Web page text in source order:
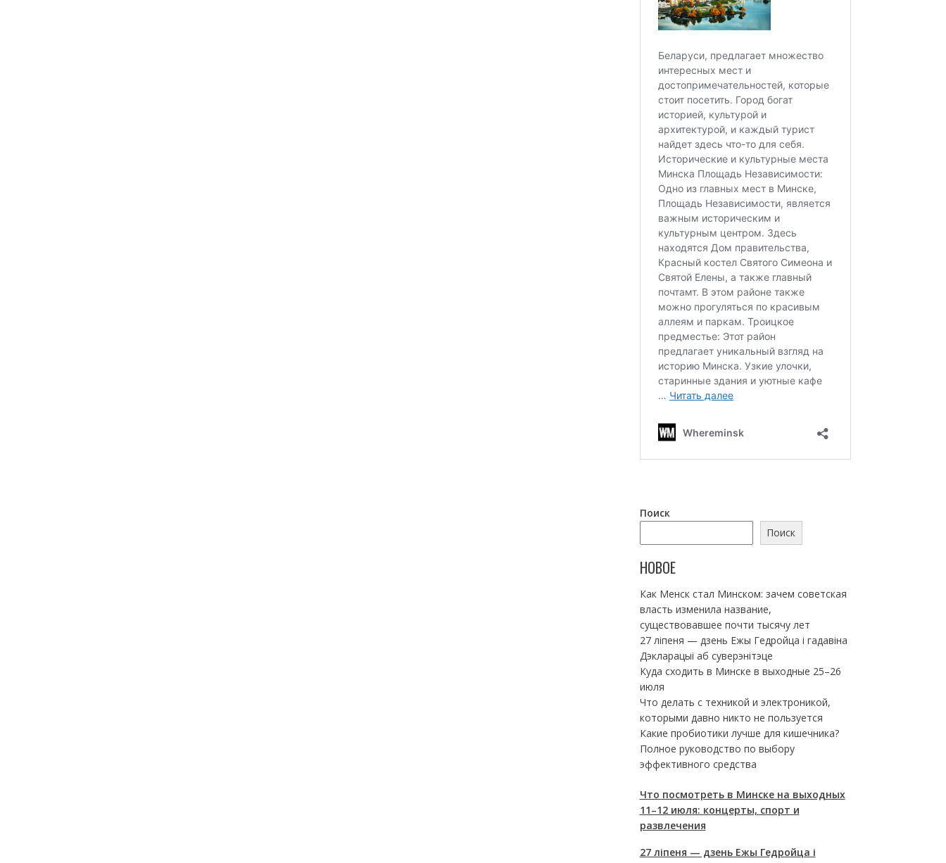
Поиск
Поиск
НОВОЕ
Как Менск стал Минском: зачем советская
власть изменила название,
существовавшее почти тысячу лет
27 ліпеня — дзень Ежы Гедройца і гадавіна
Дэкларацыі аб суверэнітэце
Куда сходить в Минске в выходные 25–26
июля
Что делать с техникой и электроникой,
которыми давно никто не пользуется
Какие пробиотики лучше для кишечника?
Полное руководство по выбору
эффективного средства
Что посмотреть в Минске на выходных
11–12 июля: концерты, спорт и
развлечения
27 ліпеня — дзень Ежы Гедройца і